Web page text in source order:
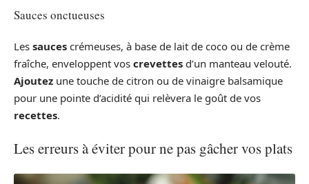
Sauces onctueuses
Les sauces crémeuses, à base de lait de coco ou de crème
fraîche, enveloppent vos crevettes d’un manteau velouté.
Ajoutez une touche de citron ou de vinaigre balsamique
pour une pointe d’acidité qui relèvera le goût de vos
recettes.
Les erreurs à éviter pour ne pas gâcher vos plats